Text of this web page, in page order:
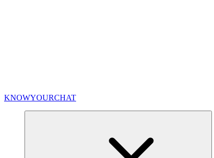
KNOWYOURCHAT